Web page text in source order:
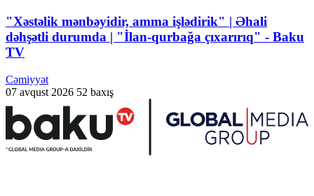
"Xəstəlik mənbəyidir, amma işlədirik" | Əhali
dəhşətli durumda | "İlan-qurbağa çıxarırıq" - Baku
TV
Cəmiyyət
07 avqust 2026 52 baxış